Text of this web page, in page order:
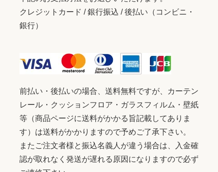
クレジットカード / 銀行振込 / 後払い（コンビニ・
銀行）
前払い・後払いの場合、送料無料ですが、カーテン
レール・クッションフロア・ガラスフィルム・壁紙
等（商品ページに送料がかかる旨記載してありま
す）は送料がかかりますので予めご了承下さい。
またご注文者様と振込名義人が違う場合は、入金確
認が取れなく発送が遅れる原因になりますので必ず